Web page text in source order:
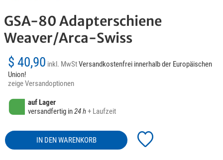
GSA-80 Adapterschiene
Weaver/Arca-Swiss
$ 40,90 inkl. MwStVersandkostenfrei innerhalb der Europäischen
Union!
zeige Versandoptionen
auf Lager
versandfertig in24 h+ Laufzeit
IN DEN WARENKORB